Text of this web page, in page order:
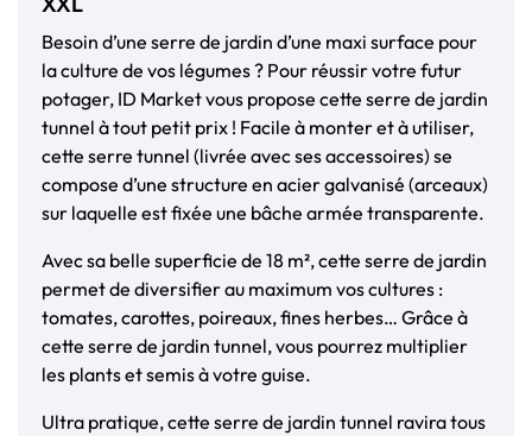
Besoin d’une serre de jardin d’une maxi surface pour
la culture de vos légumes ? Pour réussir votre futur
potager, ID Market vous propose cette serre de jardin
tunnel à tout petit prix ! Facile à monter et à utiliser,
cette serre tunnel (livrée avec ses accessoires) se
compose d’une structure en acier galvanisé (arceaux)
sur laquelle est fixée une bâche armée transparente.
Avec sa belle superficie de 18 m², cette serre de jardin
permet de diversifier au maximum vos cultures :
tomates, carottes, poireaux, fines herbes… Grâce à
cette serre de jardin tunnel, vous pourrez multiplier
les plants et semis à votre guise.
Ultra pratique, cette serre de jardin tunnel ravira tous